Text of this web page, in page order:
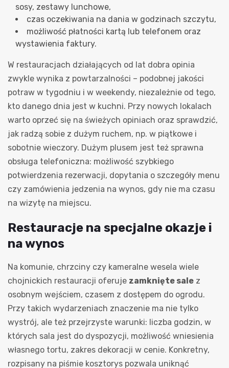
sosy, zestawy lunchowe,
czas oczekiwania na dania w godzinach szczytu,
możliwość płatności kartą lub telefonem oraz
wystawienia faktury.
W restauracjach działających od lat dobra opinia
zwykle wynika z powtarzalności – podobnej jakości
potraw w tygodniu i w weekendy, niezależnie od tego,
kto danego dnia jest w kuchni. Przy nowych lokalach
warto oprzeć się na świeżych opiniach oraz sprawdzić,
jak radzą sobie z dużym ruchem, np. w piątkowe i
sobotnie wieczory. Dużym plusem jest też sprawna
obsługa telefoniczna: możliwość szybkiego
potwierdzenia rezerwacji, dopytania o szczegóły menu
czy zamówienia jedzenia na wynos, gdy nie ma czasu
na wizytę na miejscu.
Restauracje na specjalne okazje i
na wynos
Na komunie, chrzciny czy kameralne wesela wiele
chojnickich restauracji oferuje zamknięte sale z
osobnym wejściem, czasem z dostępem do ogrodu.
Przy takich wydarzeniach znaczenie ma nie tylko
wystrój, ale też przejrzyste warunki: liczba godzin, w
których sala jest do dyspozycji, możliwość wniesienia
własnego tortu, zakres dekoracji w cenie. Konkretny,
rozpisany na piśmie kosztorys pozwala uniknąć